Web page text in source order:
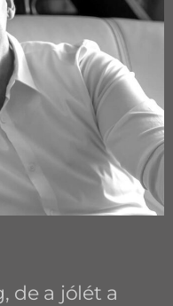
de a jólét a